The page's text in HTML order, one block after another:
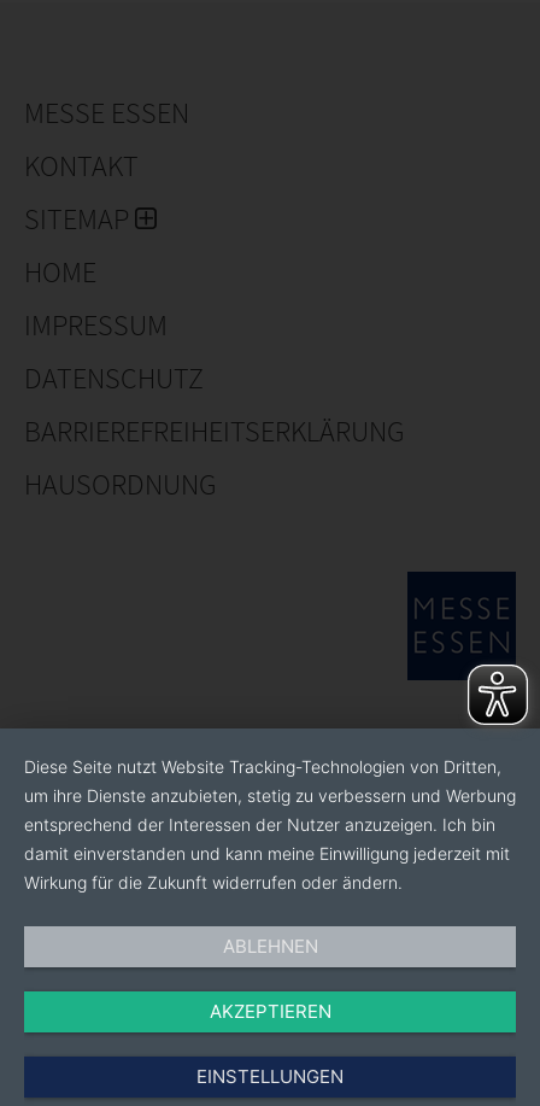
MESSE ESSEN
KONTAKT
SITEMAP
HOME
IMPRESSUM
DATENSCHUTZ
BARRIEREFREIHEITSERKLÄRUNG
HAUSORDNUNG
Diese Seite nutzt Website Tracking-Technologien von Dritten,
um ihre Dienste anzubieten, stetig zu verbessern und Werbung
entsprechend der Interessen der Nutzer anzuzeigen. Ich bin
damit einverstanden und kann meine Einwilligung jederzeit mit
Wirkung für die Zukunft widerrufen oder ändern.
ABLEHNEN
AKZEPTIEREN
EINSTELLUNGEN